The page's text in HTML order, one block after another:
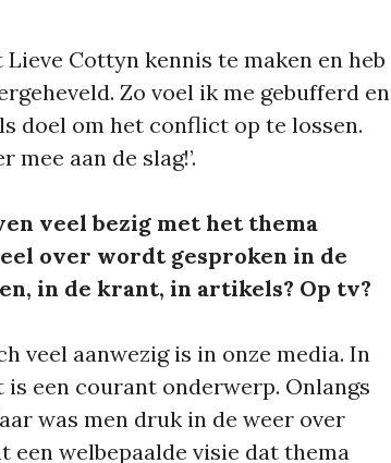
Cottyn kennis te maken en heb
Zo voel ik me gebufferd en
doel om het conflict op te lossen.
mee aan de slag!’.
veel bezig met het thema
over wordt gesproken in de
in de krant, in artikels? Op tv?
veel aanwezig is in onze media. In
een courant onderwerp. Onlangs
was men druk in de weer over
een welbepaalde visie dat thema